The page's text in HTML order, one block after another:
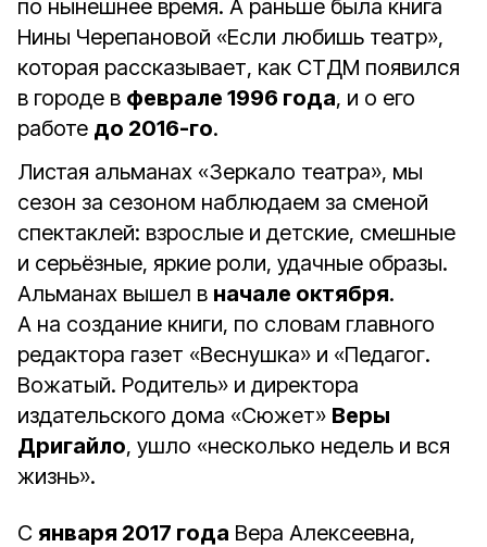
по нынешнее время. А раньше была книга
Нины Черепановой «Если любишь театр»,
которая рассказывает, как СТДМ появился
в городе в феврале 1996 года, и о его
работе до 2016-го.
Листая альманах «Зеркало театра», мы
сезон за сезоном наблюдаем за сменой
спектаклей: взрослые и детские, смешные
и серьёзные, яркие роли, удачные образы.
Альманах вышел в начале октября.
А на создание книги, по словам главного
редактора газет «Веснушка» и «Педагог.
Вожатый. Родитель» и директора
издательского дома «Сюжет» Веры
Дригайло, ушло «несколько недель и вся
жизнь».
С января 2017 года Вера Алексеевна,